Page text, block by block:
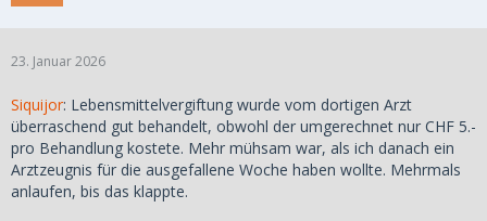
23. Januar 2026
Siquijor: Lebensmittelvergiftung wurde vom dortigen Arzt
überraschend gut behandelt, obwohl der umgerechnet nur CHF 5.-
pro Behandlung kostete. Mehr mühsam war, als ich danach ein
Arztzeugnis für die ausgefallene Woche haben wollte. Mehrmals
anlaufen, bis das klappte.